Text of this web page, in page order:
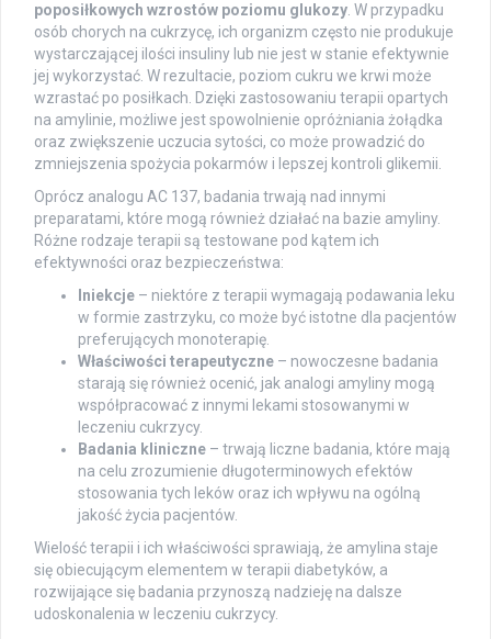
poposiłkowych wzrostów poziomu glukozy. W przypadku
osób chorych na cukrzycę, ich organizm często nie produkuje
wystarczającej ilości insuliny lub nie jest w stanie efektywnie
jej wykorzystać. W rezultacie, poziom cukru we krwi może
wzrastać po posiłkach. Dzięki zastosowaniu terapii opartych
na amylinie, możliwe jest spowolnienie opróżniania żołądka
oraz zwiększenie uczucia sytości, co może prowadzić do
zmniejszenia spożycia pokarmów i lepszej kontroli glikemii.
Oprócz analogu AC 137, badania trwają nad innymi
preparatami, które mogą również działać na bazie amyliny.
Różne rodzaje terapii są testowane pod kątem ich
efektywności oraz bezpieczeństwa:
Iniekcje – niektóre z terapii wymagają podawania leku
w formie zastrzyku, co może być istotne dla pacjentów
preferujących monoterapię.
Właściwości terapeutyczne – nowoczesne badania
starają się również ocenić, jak analogi amyliny mogą
współpracować z innymi lekami stosowanymi w
leczeniu cukrzycy.
Badania kliniczne – trwają liczne badania, które mają
na celu zrozumienie długoterminowych efektów
stosowania tych leków oraz ich wpływu na ogólną
jakość życia pacjentów.
Wielość terapii i ich właściwości sprawiają, że amylina staje
się obiecującym elementem w terapii diabetyków, a
rozwijające się badania przynoszą nadzieję na dalsze
udoskonalenia w leczeniu cukrzycy.